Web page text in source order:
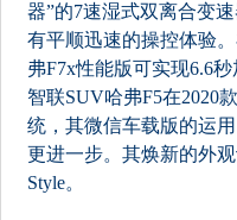
器”的7速湿式双离合变
有平顺迅速的操控体验
弗F7x性能版可实现6.6
智联SUV哈弗F5在2020
统，其微信车载版的运
更进一步。其焕新的外
Style。